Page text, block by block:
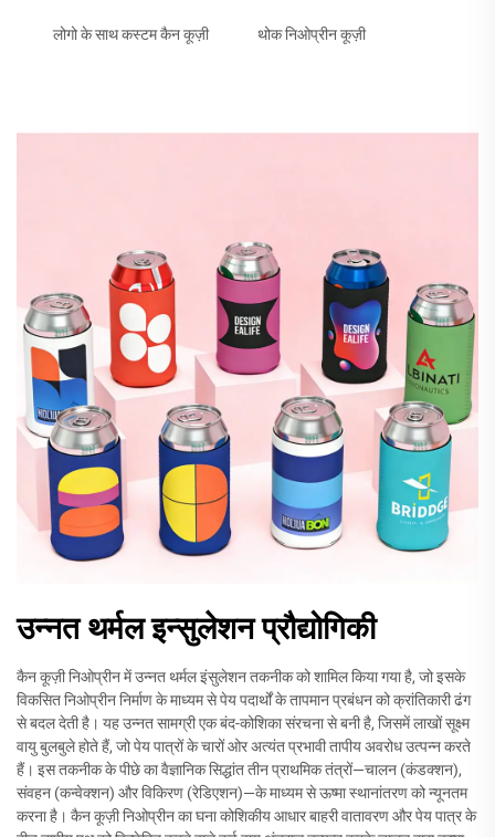
लोगो के साथ कस्टम कैन कूज़ी थोक निओप्रीन कूज़ी
उन्नत थर्मल इन्सुलेशन प्रौद्योगिकी
कैन कूज़ी निओप्रीन में उन्नत थर्मल इंसुलेशन तकनीक को शामिल किया गया है, जो इसके
विकसित निओप्रीन निर्माण के माध्यम से पेय पदार्थों के तापमान प्रबंधन को क्रांतिकारी ढंग
से बदल देती है। यह उन्नत सामग्री एक बंद-कोशिका संरचना से बनी है, जिसमें लाखों सूक्ष्म
वायु बुलबुले होते हैं, जो पेय पात्रों के चारों ओर अत्यंत प्रभावी तापीय अवरोध उत्पन्न करते
हैं। इस तकनीक के पीछे का वैज्ञानिक सिद्धांत तीन प्राथमिक तंत्रों—चालन (कंडक्शन),
संवहन (कन्वेक्शन) और विकिरण (रेडिएशन)—के माध्यम से ऊष्मा स्थानांतरण को न्यूनतम
करना है। कैन कूज़ी निओप्रीन का घना कोशिकीय आधार बाहरी वातावरण और पेय पात्र के